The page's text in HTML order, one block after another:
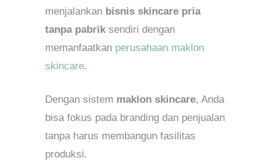
menjalankan bisnis skincare pria
tanpa pabrik sendiri dengan
memanfaatkan perusahaan maklon
skincare.
Dengan sistem maklon skincare, Anda
bisa fokus pada branding dan penjualan
tanpa harus membangun fasilitas
produksi.